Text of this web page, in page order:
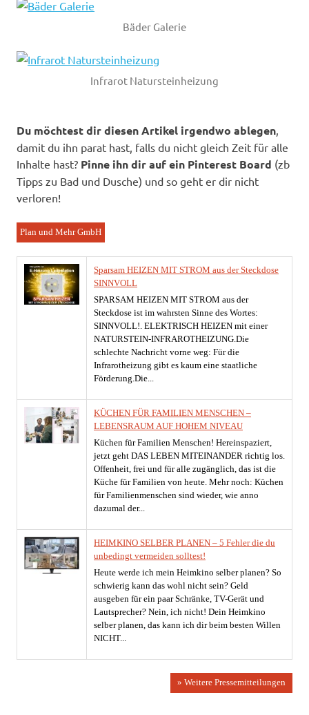
Bäder Galerie
Infrarot Natursteinheizung
Du möchtest dir diesen Artikel irgendwo ablegen,
damit du ihn parat hast, falls du nicht gleich Zeit für alle
Inhalte hast? Pinne ihn dir auf ein Pinterest Board (zb
Tipps zu Bad und Dusche) und so geht er dir nicht
verloren!
Plan und Mehr GmbH
Sparsam HEIZEN MIT STROM aus der Steckdose
SINNVOLL
SPARSAM HEIZEN MIT STROM aus der
Steckdose ist im wahrsten Sinne des Wortes:
SINNVOLL!. ELEKTRISCH HEIZEN mit einer
NATURSTEIN-INFRAROTHEIZUNG.Die
schlechte Nachricht vorne weg: Für die
Infrarotheizung gibt es kaum eine staatliche
Förderung.Die...
KÜCHEN FÜR FAMILIEN MENSCHEN –
LEBENSRAUM AUF HOHEM NIVEAU
Küchen für Familien Menschen! Hereinspaziert,
jetzt geht DAS LEBEN MITEINANDER richtig los.
Offenheit, frei und für alle zugänglich, das ist die
Küche für Familien von heute. Mehr noch: Küchen
für Familienmenschen sind wieder, wie anno
dazumal der...
HEIMKINO SELBER PLANEN – 5 Fehler die du
unbedingt vermeiden solltest!
Heute werde ich mein Heimkino selber planen? So
schwierig kann das wohl nicht sein? Geld
ausgeben für ein paar Schränke, TV-Gerät und
Lautsprecher? Nein, ich nicht! Dein Heimkino
selber planen, das kann ich dir beim besten Willen
NICHT...
» Weitere Pressemitteilungen